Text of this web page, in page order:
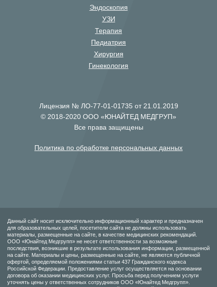
Эндоскопия
УЗИ
Терапия
Педиатрия
Хирургия
Гинекология
Лицензия № ЛО-77-01-01735 от 21.01.2019
© 2018-2020 ООО «ЮНАЙТЕД МЕДГРУП»
Все права защищены
Политика по обработке персональных данных
Данный сайт носит исключительно информационный характер и предназначен
для образовательных целей, посетители сайта не должны использовать
материалы, размещенные на сайте, в качестве медицинских рекомендаций.
ООО «Юнайтед Медгрупп» не несет ответственности за возможные
последствия, возникшие в результате использования информации, размещенной
на сайте. Материалы и цены, размещенные на сайте, не являются публичной
офертой, определяемой положениями статьи 437 Гражданского кодекса
Российской Федерации. Предоставление услуг осуществляется на основании
договора об оказании медицинских услуг. Просьба перед получением услуги
уточнять цены у ответственных сотрудников ООО «Юнайтед Медгрупп».